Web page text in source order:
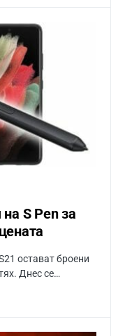
S Pen за
остават броени
Днес се…